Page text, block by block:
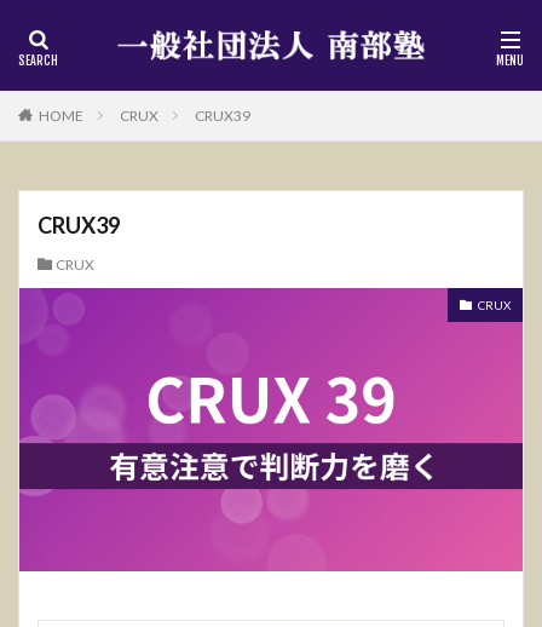
HOME CRUX CRUX39
CRUX39
CRUX
CRUX